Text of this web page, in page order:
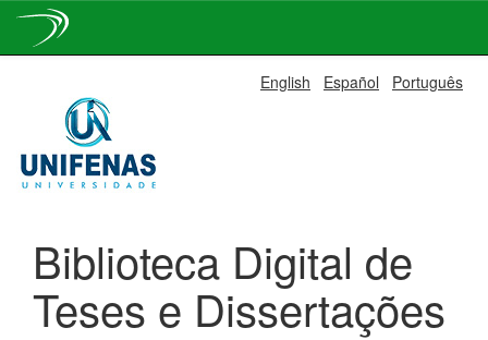
navigation
English Español Português
Biblioteca Digital de
Teses e Dissertações